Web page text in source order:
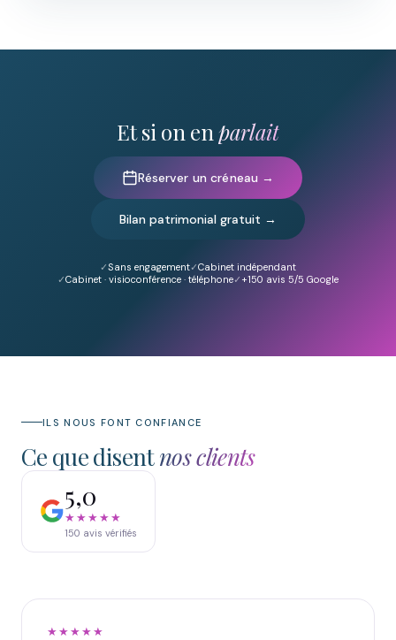
Et si on enparlait
Réserver un créneau →
Bilan patrimonial gratuit →
Sans engagement
Cabinet indépendant
Cabinet · visioconférence · téléphone
+150 avis 5/5 Google
ILS NOUS FONT CONFIANCE
Ce que disentnos clients
5,0
★★★★★
150 avis vérifiés
★★★★★